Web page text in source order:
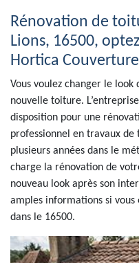
Rénovation de
Lions, 16500,
Hortica
Vous voulez changer le
nouvelle toiture.
disposition pour une
professionnel en travaux
plusieurs années dans le
charge la rénovation de
nouveau look après son
amples informations si vous
dans le 16500.